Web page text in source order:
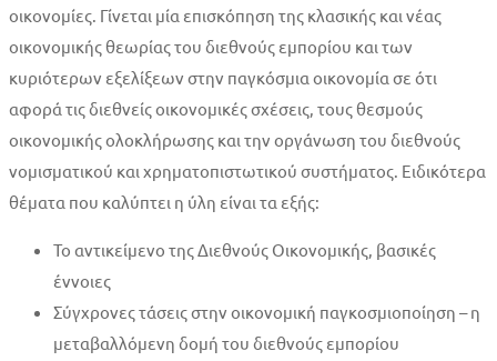
οικονοµίες. Γίνεται µία επισκόπηση της κλασικής και νέας
οικονοµικής θεωρίας του διεθνούς εµπορίου και των
κυριότερων εξελίξεων στην παγκόσµια οικονοµία σε ότι
αφορά τις διεθνείς οικονοµικές σχέσεις, τους θεσμούς
οικονομικής ολοκλήρωσης και την οργάνωση του διεθνούς
νομισματικού και χρηματοπιστωτικού συστήματος. Ειδικότερα
θέματα που καλύπτει η ύλη είναι τα εξής:
Το αντικείμενο της Διεθνούς Οικονομικής, βασικές
έννοιες
Σύγχρονες τάσεις στην οικονομική παγκοσμιοποίηση – η
μεταβαλλόμενη δομή του διεθνούς εμπορίου